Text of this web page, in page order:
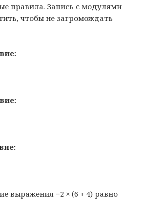
правила. Запись с модулями
чтобы не загромождать
выражения −2 × (6 + 4) равно